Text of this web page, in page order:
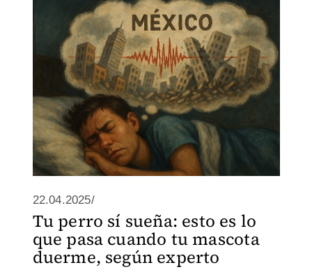
22.04.2025/
Tu perro sí sueña: esto es lo
que pasa cuando tu mascota
duerme, según experto